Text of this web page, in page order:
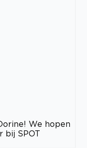
We hopen
bij SPOT